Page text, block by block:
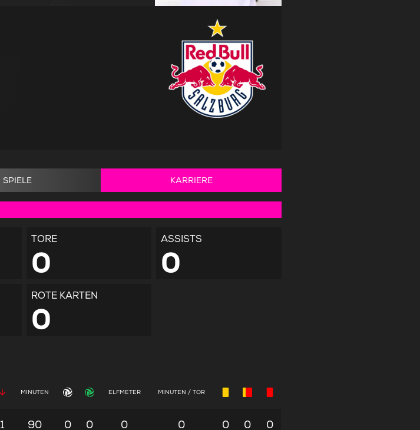
SPIELE KARRIERE
TORE
0
ASSISTS
0
ROTE KARTEN
0
MINUTEN ELFMETER MINUTEN / TOR
1 90 0 0 0 0 0 0 0